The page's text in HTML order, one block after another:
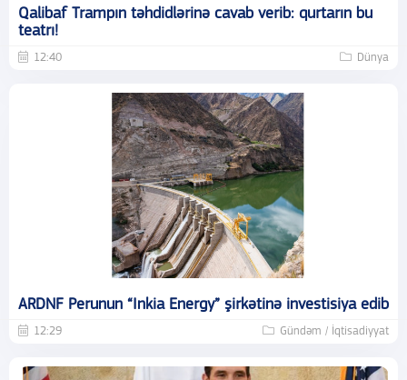
Qalibaf Trampın təhdidlərinə cavab verib: qurtarın bu
teatrı!
12:40 Dünya
ARDNF Perunun “Inkia Energy” şirkətinə investisiya edib
12:29 Gündəm / İqtisadiyyat